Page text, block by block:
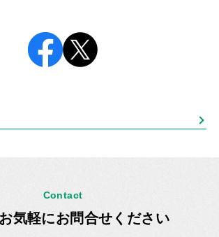
Contact
気軽にお問合せください